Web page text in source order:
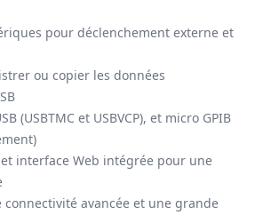
pour déclenchement externe et
ou copier les données
(USBTMC et USBVCP), et micro GPIB
interface Web intégrée pour une
connectivité avancée et une grande